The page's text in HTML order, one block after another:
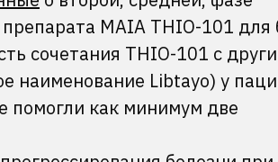
MAIA THIO-101 для
сочетания THIO-101 с
наименование Libtayo) у
помогли как минимум две